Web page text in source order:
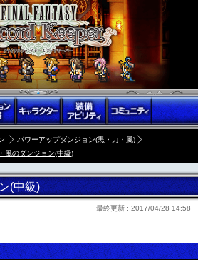
パワーアップダンジョン(黒・力・風)
風のダンジョン(中級)
(中級)
最終更新 : 2017/04/28 14:58